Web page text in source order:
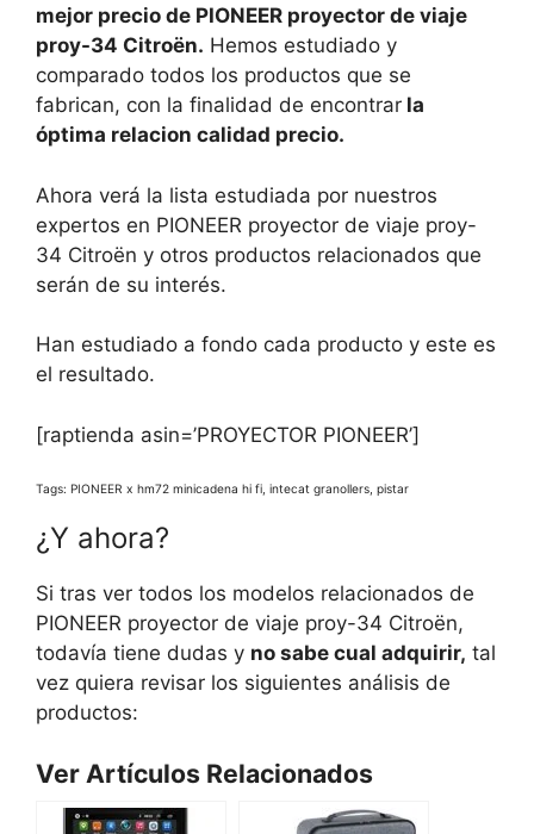
mejor precio de PIONEER proyector de viaje
proy-34 Citroën. Hemos estudiado y
comparado todos los productos que se
fabrican, con la finalidad de encontrar la
óptima relacion calidad precio.
Ahora verá la lista estudiada por nuestros
expertos en PIONEER proyector de viaje proy-
34 Citroën y otros productos relacionados que
serán de su interés.
Han estudiado a fondo cada producto y este es
el resultado.
[raptienda asin=’PROYECTOR PIONEER’]
Tags: PIONEER x hm72 minicadena hi fi, intecat granollers, pistar
¿Y ahora?
Si tras ver todos los modelos relacionados de
PIONEER proyector de viaje proy-34 Citroën,
todavía tiene dudas y no sabe cual adquirir, tal
vez quiera revisar los siguientes análisis de
productos:
Ver Artículos Relacionados